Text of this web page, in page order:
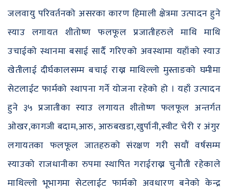
जलवायु परिवर्तनको असरका कारण हिमाली क्षेत्रमा उत्पादन हुने
स्याउ लगायत शीतोष्ण फलफूल प्रजातीहरुले माथि माथि
उचाईको स्थानमा बसाई सार्दै गरिएको अवस्थामा यहाँको स्याउ
खेतीलाई दीर्घकालसम्म बचाई राख्न माथिल्लो मुस्ताङको घमीमा
सेटलाईट फार्मको स्थापना गर्ने योजना रहेको हो । यहाँ उत्पादन
हुने ३५ प्रजातीका स्याउ लगायत शीतोष्ण फलफूल अन्तर्गत
ओखर,कागजी बदाम,आरु, आरुबखडा,खुर्पानी,स्वीट चेरी र अंगुर
लगायतका फलफूल जातहरुको संरक्षण गरी सयौं वर्षसम्म
स्याउको राजधानीका रुपमा स्थापित गराईराख्न चुनौती रहेकाले
माथिल्लो भूभागमा सेटलाईट फार्मको अवधारण बनेको केन्द्र